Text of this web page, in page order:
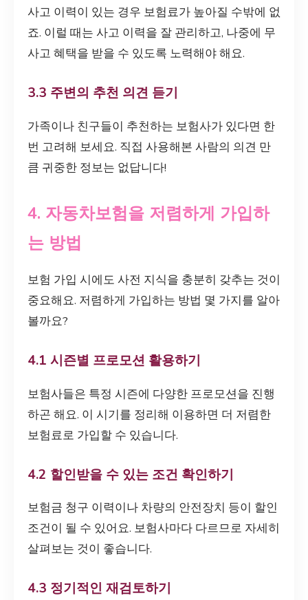
사고 이력이 있는 경우 보험료가 높아질 수밖에 없
죠. 이럴 때는 사고 이력을 잘 관리하고, 나중에 무
사고 혜택을 받을 수 있도록 노력해야 해요.
3.3 주변의 추천 의견 듣기
가족이나 친구들이 추천하는 보험사가 있다면 한
번 고려해 보세요. 직접 사용해본 사람의 의견 만
큼 귀중한 정보는 없답니다!
4. 자동차보험을 저렴하게 가입하
는 방법
보험 가입 시에도 사전 지식을 충분히 갖추는 것이
중요해요. 저렴하게 가입하는 방법 몇 가지를 알아
볼까요?
4.1 시즌별 프로모션 활용하기
보험사들은 특정 시즌에 다양한 프로모션을 진행
하곤 해요. 이 시기를 정리해 이용하면 더 저렴한
보험료로 가입할 수 있습니다.
4.2 할인받을 수 있는 조건 확인하기
보험금 청구 이력이나 차량의 안전장치 등이 할인
조건이 될 수 있어요. 보험사마다 다르므로 자세히
살펴보는 것이 좋습니다.
4.3 정기적인 재검토하기